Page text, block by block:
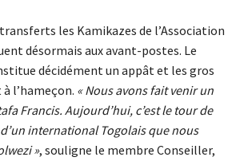
les Kamikazes de l’Association
désormais aux avant-postes. Le
décidément un appât et les gros
l’hameçon. « Nous avons fait venir un
Francis. Aujourd’hui, c’est le tour de
international Togolais que nous
», souligne le membre Conseiller,